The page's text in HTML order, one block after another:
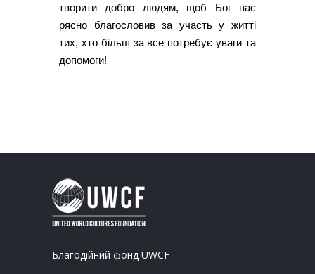
творити добро людям, щоб Бог вас
рясно благословив за участь у житті
тих, хто більш за все потребує уваги та
допомоги!
Благодійний фонд UWCF